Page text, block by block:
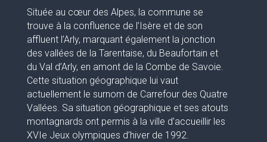
Située au cœur des Alpes, la commune se
trouve à la confluence de l’Isère et de son
affluent l’Arly, marquant également la jonction
des vallées de la Tarentaise, du Beaufortain et
du Val d’Arly, en amont de la Combe de Savoie.
Cette situation géographique lui vaut
actuellement le surnom de Carrefour des Quatre
Vallées. Sa situation géographique et ses atouts
montagnards ont permis à la ville d’accueillir les
XVIe Jeux olympiques d’hiver de 1992.